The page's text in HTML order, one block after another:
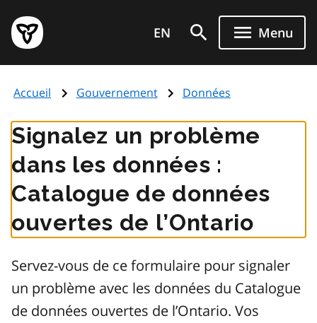
au
contenu
principal
Page
d'accueil
de
EN Menu
Accueil Gouvernement Données
Signalez un problème
dans les données :
Catalogue de données
ouvertes de l’Ontario
Servez-vous de ce formulaire pour signaler
un problème avec les données du Catalogue
de données ouvertes de l’Ontario. Vos